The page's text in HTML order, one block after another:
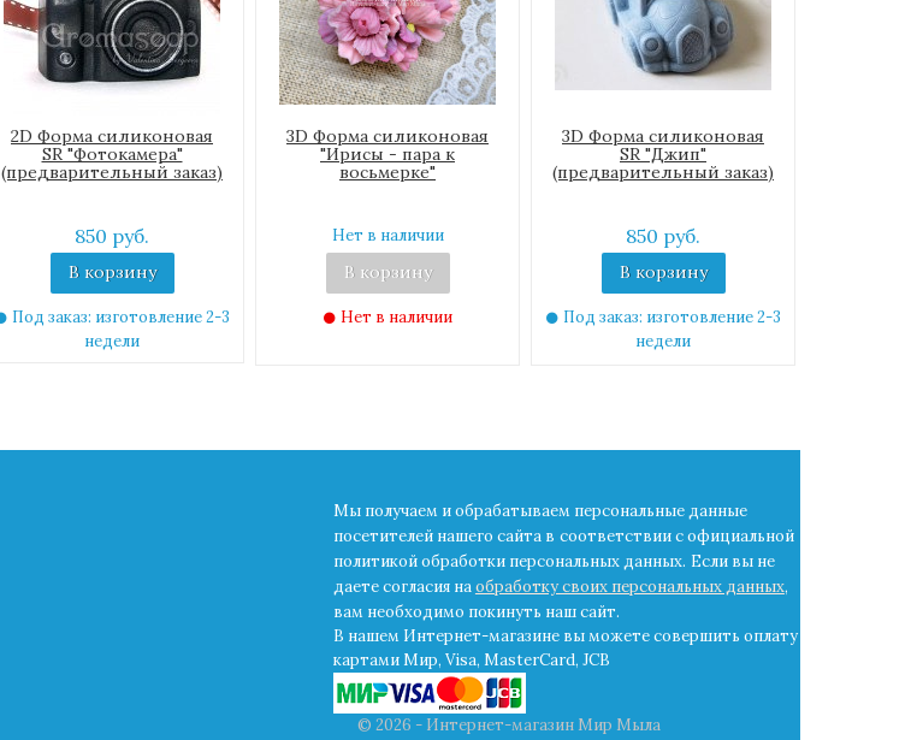
2D Форма силиконовая
SR "Фотокамера"
(предварительный заказ)
850 руб.
В корзину
Под заказ: изготовление 2-3
недели
3D Форма силиконовая
"Ирисы - пара к
восьмерке"
Нет в наличии
В корзину
Нет в наличии
3D Форма силиконовая
SR "Джип"
(предварительный заказ)
850 руб.
В корзину
Под заказ: изготовление 2-3
недели
Мы получаем и обрабатываем персональные данные
посетителей нашего сайта в соответствии с официальной
политикой обработки персональных данных. Если вы не
даете согласия наобработку своих персональных данных,
вам необходимо покинуть наш сайт.
В нашем Интернет-магазине вы можете совершить оплату
картами Мир, Visa, MasterCard, JCB
© 2026 - Интернет-магазин Мир Мыла